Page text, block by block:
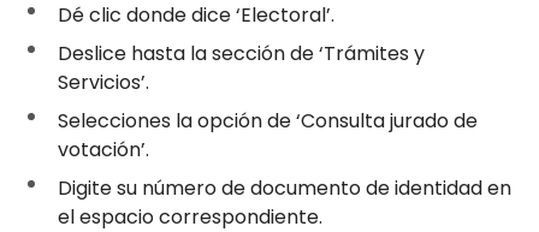
Dé clic donde dice ‘Electoral’.
Deslice hasta la sección de ‘Trámites y
Servicios’.
Selecciones la opción de ‘Consulta jurado de
votación’.
Digite su número de documento de identidad en
el espacio correspondiente.